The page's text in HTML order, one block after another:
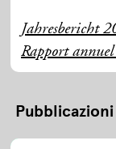
Jahresbericht
Rapport